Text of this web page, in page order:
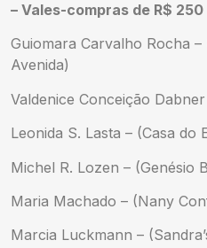
– Vales-compras de R$ 250
Guiomara Carvalho Rocha
Avenida)
Valdenice Conceição
Leonida S. Lasta – (Casa do
Michel R. Lozen – (Genésio
Maria Machado – (Nany
Marcia Luckmann –